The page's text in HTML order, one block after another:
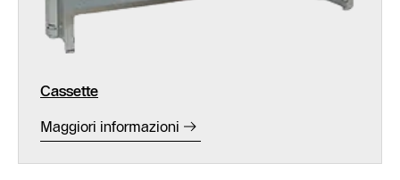
Cassette
Maggiori informazioni